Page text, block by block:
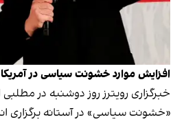
افزایش موارد خشونت سیاسی در آمریکا
خبرگزاری رویترز روز دوشنبه در مطلبی
«خشونت سیاسی» در آستانه برگزاری